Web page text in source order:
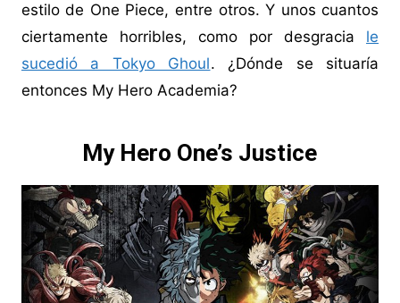
estilo de One Piece, entre otros. Y unos cuantos
ciertamente horribles, como por desgracia le
sucedió a Tokyo Ghoul. ¿Dónde se situaría
entonces My Hero Academia?
My Hero One’s Justice